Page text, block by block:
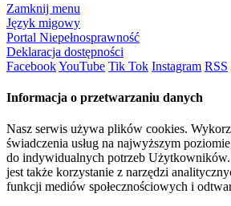
Zamknij menu
Język migowy
Portal Niepełnosprawność
Deklaracja dostępności
FacebookYouTube Tik Tok Instagram RSS
Informacja o przetwarzaniu danych
Nasz serwis używa plików cookies.
świadczenia usług na najwyższym
do indywidualnych potrzeb
jest także korzystanie z narzędzi
funkcji mediów społecznościowych i